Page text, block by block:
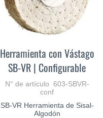
Herramienta con Vástago
SB-VR | Configurable
N° de artículo 603-SBVR-
conf
SB-VR Herramienta de Sisal-
Algodón